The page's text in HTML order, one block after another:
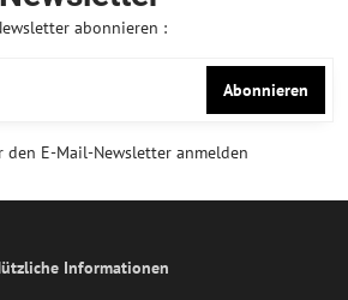
abonnieren :
Abonnieren
den E-Mail-Newsletter anmelden
Informationen